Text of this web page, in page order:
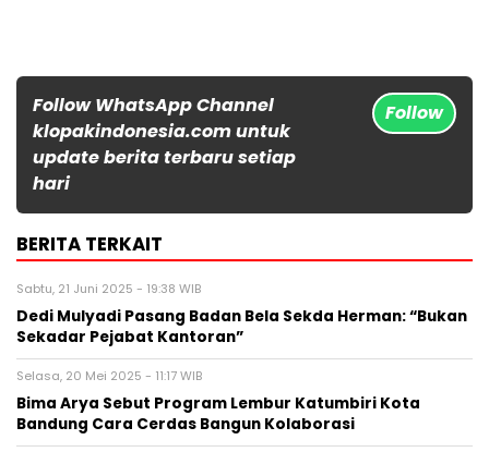
Follow WhatsApp Channel
klopakindonesia.com untuk
update berita terbaru setiap
hari
Follow
BERITA TERKAIT
Sabtu, 21 Juni 2025 - 19:38 WIB
Dedi Mulyadi Pasang Badan Bela Sekda Herman: “Bukan
Sekadar Pejabat Kantoran”
Selasa, 20 Mei 2025 - 11:17 WIB
Bima Arya Sebut Program Lembur Katumbiri Kota
Bandung Cara Cerdas Bangun Kolaborasi